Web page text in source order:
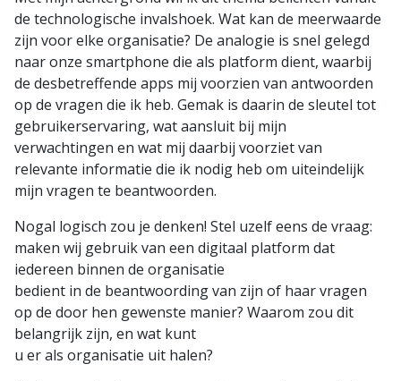
de technologische invalshoek. Wat kan de meerwaarde
zijn voor elke organisatie? De analogie is snel gelegd
naar onze smartphone die als platform dient, waarbij
de desbetreffende apps mij voorzien van antwoorden
op de vragen die ik heb. Gemak is daarin de sleutel tot
gebruikerservaring, wat aansluit bij mijn
verwachtingen en wat mij daarbij voorziet van
relevante informatie die ik nodig heb om uiteindelijk
mijn vragen te beantwoorden.
Nogal logisch zou je denken! Stel uzelf eens de vraag:
maken wij gebruik van een digitaal platform dat
iedereen binnen de organisatie
bedient in de beantwoording van zijn of haar vragen
op de door hen gewenste manier? Waarom zou dit
belangrijk zijn, en wat kunt
u er als organisatie uit halen?